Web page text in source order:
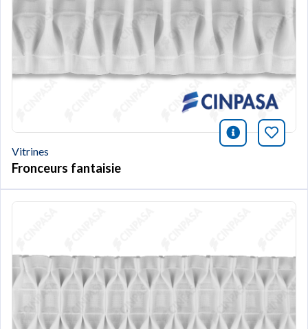
icono
Vitrines
Fronceurs fantaisie